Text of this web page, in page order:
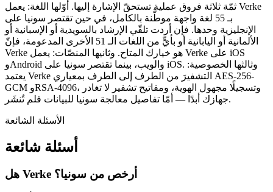
ثمّة ثلاثة فروق عملية تستحقّ الإشارة إليها. أوّلها اللغة: يعمل Verke
بـ 55 لغة واجهة موطَّنة بالكامل، في حين تقتصر سونيا على
الإنجليزية وحدها. فإن أردت تلقّي الإرشاد بالسويدية أو الإسبانية أو
الألمانية أو اليابانية أو بأيٍّ من اللغات الـ 51 الأخرى المدعومة، فإنّ
Verke هو خيارك المتاح. وثانيها المنصّات: يعمل Verke على iOS
وAndroid والويب، بينما تقتصر سونيا على iOS. وثالثها الخصوصية:
يعتمد Verke التشفيرَ من الطرف إلى الطرف بمعياري AES-256-
GCM وRSA-4096، وتسجيلًا مجهول الهوية، ومفاتيح تشفير لا تغادر
جهازك أبدًا — أمّا تفاصيل معالجة سونيا للبيانات فلم تُنشَر.
الأسئلة الشائعة
أسئلة شائعة
هل Verke أرخص من سونيا؟